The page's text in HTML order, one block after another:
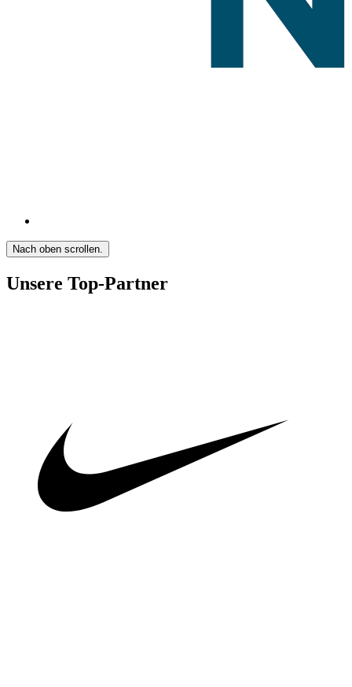
Nach oben scrollen.
Unsere Top-Partner